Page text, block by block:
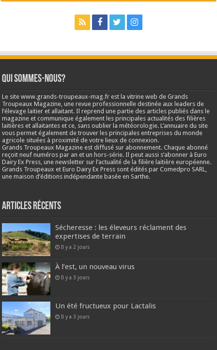
Qui sommes-nous?
Le site www.grands-troupeaux-mag.fr est la vitrine web de Grands
Troupeaux Magazine, une revue professionnelle destinée aux leaders de
l’élevage laitier et allaitant. Il reprend une partie des articles publiés dans le
magazine et communique également les principales actualités des filières
laitières et allaitantes et ce, sans oublier la météorologie. L’annuaire du site
vous permet également de trouver les principales entreprises du monde
agricole situées à proximité de votre lieux de connexion.
Grands Troupeaux Magazine est diffusé sur abonnement. Chaque abonné
reçoit neuf numéros par an et un hors-série. Il peut aussi s’abonner à Euro
Dairy Ex Press, une newsletter sur l’actualité de la filière laitière européenne.
Grands Troupeaux et Euro Dairy Ex Press sont édités par Comedpro SARL,
une maison d’éditions indépendante basée en Sarthe.
Articles récents
Sécheresse : les éleveurs réclament des
expertises de terrain
Il y a 2 jours
À l’est, un nouveau virus
Il y a 3 jours
Un été fructueux pour Lactalis
Il y a 3 jours